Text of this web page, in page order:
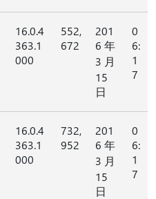
16.0.4
363.1
000
552,
672
201
6 年
3 月
15
日
0
6:
1
7
16.0.4
363.1
000
732,
952
201
6 年
3 月
15
日
0
6:
1
7